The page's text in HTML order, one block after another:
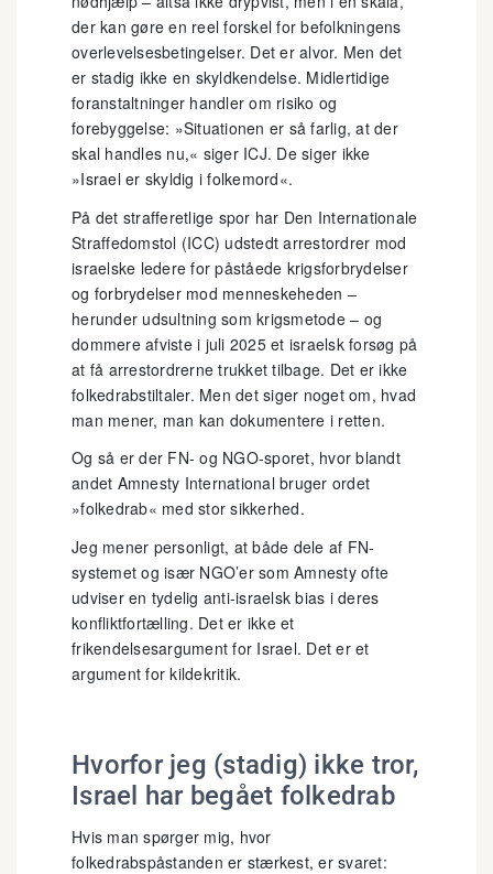
der kan gøre en reel forskel for befolkningens
overlevelsesbetingelser. Det er alvor. Men det
er stadig ikke en skyldkendelse. Midlertidige
foranstaltninger handler om risiko og
forebyggelse: »Situationen er så farlig, at der
skal handles nu,« siger ICJ. De siger ikke
»Israel er skyldig i folkemord«.
På det strafferetlige spor har Den Internationale
Straffedomstol (ICC) udstedt arrestordrer mod
israelske ledere for påståede krigsforbrydelser
og forbrydelser mod menneskeheden –
herunder udsultning som krigsmetode – og
dommere afviste i juli 2025 et israelsk forsøg på
at få arrestordrerne trukket tilbage. Det er ikke
folkedrabstiltaler. Men det siger noget om, hvad
man mener, man kan dokumentere i retten.
Og så er der FN- og NGO-sporet, hvor blandt
andet Amnesty International bruger ordet
»folkedrab« med stor sikkerhed.
Jeg mener personligt, at både dele af FN-
systemet og især NGO’er som Amnesty ofte
udviser en tydelig anti-israelsk bias i deres
konfliktfortælling. Det er ikke et
frikendelsesargument for Israel. Det er et
argument for kildekritik.
Hvorfor jeg (stadig) ikke tror,
Israel har begået folkedrab
Hvis man spørger mig, hvor
folkedrabspåstanden er stærkest, er svaret: